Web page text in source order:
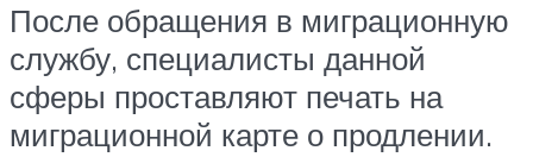
После обращения в миграционную
службу, специалисты данной
сферы проставляют печать на
миграционной карте о продлении.